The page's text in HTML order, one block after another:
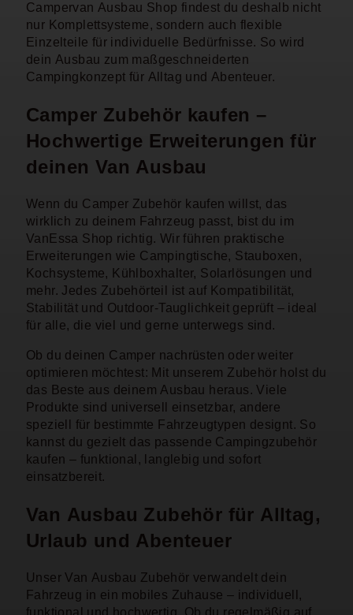
Campervan Ausbau Shop findest du deshalb nicht
nur Komplettsysteme, sondern auch flexible
Einzelteile für individuelle Bedürfnisse. So wird
dein Ausbau zum maßgeschneiderten
Campingkonzept für Alltag und Abenteuer.
Camper Zubehör kaufen –
Hochwertige Erweiterungen für
deinen Van Ausbau
Wenn du Camper Zubehör kaufen willst, das
wirklich zu deinem Fahrzeug passt, bist du im
VanEssa Shop richtig. Wir führen praktische
Erweiterungen wie Campingtische, Stauboxen,
Kochsysteme, Kühlboxhalter, Solarlösungen und
mehr. Jedes Zubehörteil ist auf Kompatibilität,
Stabilität und Outdoor-Tauglichkeit geprüft – ideal
für alle, die viel und gerne unterwegs sind.
Ob du deinen Camper nachrüsten oder weiter
optimieren möchtest: Mit unserem Zubehör holst du
das Beste aus deinem Ausbau heraus. Viele
Produkte sind universell einsetzbar, andere
speziell für bestimmte Fahrzeugtypen designt. So
kannst du gezielt das passende Campingzubehör
kaufen – funktional, langlebig und sofort
einsatzbereit.
Van Ausbau Zubehör für Alltag,
Urlaub und Abenteuer
Unser Van Ausbau Zubehör verwandelt dein
Fahrzeug in ein mobiles Zuhause – individuell,
funktional und hochwertig. Ob du regelmäßig auf